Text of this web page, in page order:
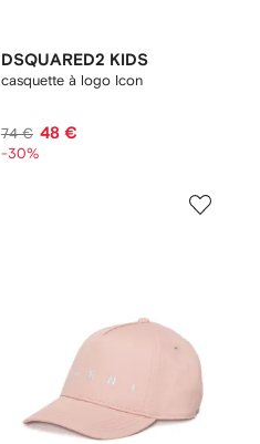
DSQUARED2 KIDS
casquette à logo Icon
74 € 48 €
-30%